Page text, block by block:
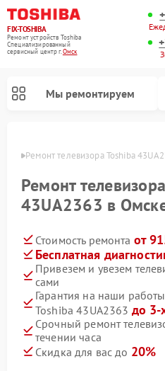
FIX-TOSHIBA
Ремонт устройств Toshiba
Специализированный
cервисный центр г.Омск
Мы ремонтируем
Ремонт телевизора Toshiba
Ремонт
43UA2363 в
Стоимость ремонта от
Бесплатная
Привезем и увезем
сами
Гарантия на наши
Toshiba 43UA2363 до 3-
Срочный ремонт
течении часа
Скидка для вас до 20%